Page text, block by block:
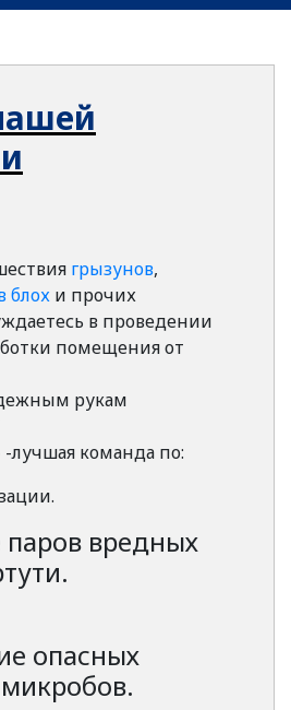
грызунов,
блох и прочих
в проведении
помещения от
рукам
-лучшая команда по:
паров вредных
опасных